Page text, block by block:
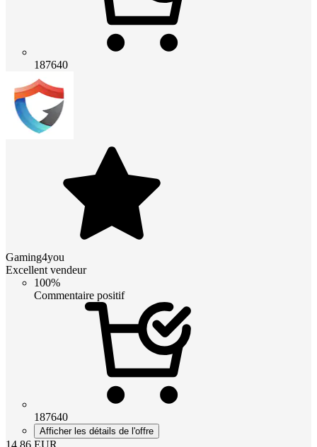
187640
Gaming4you
Excellent vendeur
100%
Commentaire positif
187640
Afficher les détails de l'offre
14.86 EUR